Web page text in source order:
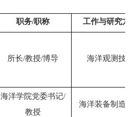
职务/职称 工作与研究
所长/教授/博导 海洋观测技
海洋学院党委书记/
教授
海洋装备制造